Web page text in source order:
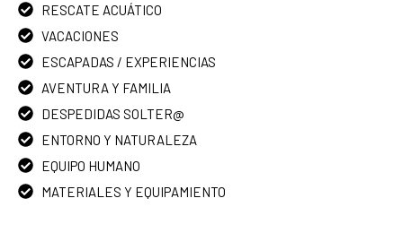
RESCATE ACUÁTICO
VACACIONES
ESCAPADAS / EXPERIENCIAS
AVENTURA Y FAMILIA
DESPEDIDAS SOLTER@
ENTORNO Y NATURALEZA
EQUIPO HUMANO
MATERIALES Y EQUIPAMIENTO